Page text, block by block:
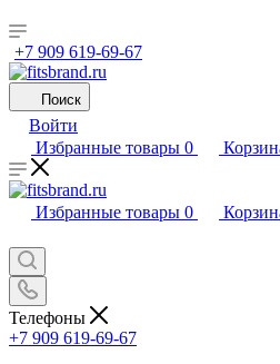
+7 909 619-69-67
Поиск
Войти
Избранные товары 0
Избранные товары 0
Телефоны
+7 909 619-69-67